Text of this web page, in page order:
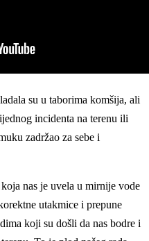
su u taborima komšija, ali
incidenta na terenu ili
zadržao za sebe i
nas je uvela u mirnije vode
utakmice i prepune
koji su došli da nas bodre i